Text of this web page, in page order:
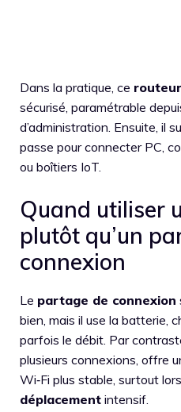
Dans la pratique, ce
sécurisé, paramétrable
d’administration. Ensuite, il
passe pour connecter PC,
ou boîtiers IoT.
Quand utiliser
plutôt qu’un
connexion
Le partage de connexion
bien, mais il use la batterie,
parfois le débit. Par
plusieurs connexions, offre
Wi‑Fi plus stable, surtout lors
déplacement intensif.